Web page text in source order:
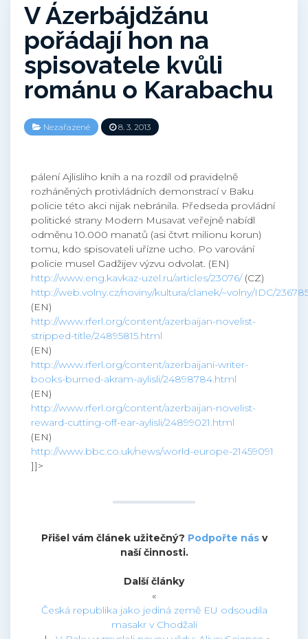
V Ázerbájdžánu
pořádají hon na
spisovatele kvůli
románu o Karabachu
Nezařazené 8. 3. 2013
pálení Ajlisliho knih a na rozdíl od pravidelně
rozháněných protivládních demonstrací v Baku
policie této akci nijak nebránila. Předseda provládní
politické strany Modern Musavat veřejně nabídl
odměnu 10.000 manatů (asi čtvrt milionu korun)
tomu, kdo spisovateli uřízne ucho. Po varování
policie musel Gadžijev výzvu odvolat. (EN)
http://www.eng.kavkaz-uzel.ru/articles/23076/(CZ)
http://web.volny.cz/noviny/kultura/clanek/~volny/IDC/
(EN)
http://www.rferl.org/content/azerbaijan-novelist-
stripped-title/24895815.html
(EN)
http://www.rferl.org/content/azerbaijani-writer-
books-burned-akram-aylisli/24898784.html
(EN)
http://www.rferl.org/content/azerbaijan-novelist-
reward-cutting-off-ear-aylisli/24899021.html
(EN)
http://www.bbc.co.uk/news/world-europe-21459091
]]>
Přišel vám článek užitečný? Podpořte násv
naší činnosti.
Další články
«
Česká republika jako jediná země EU odsoudila
masakr v Chodžali